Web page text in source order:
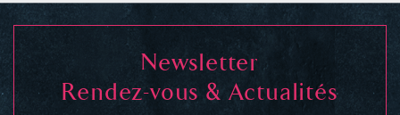
Newsletter
Rendez-vous & Actualités